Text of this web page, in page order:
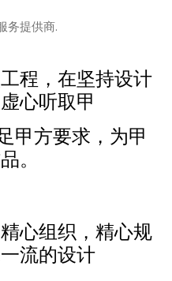
务提供商.
程，在坚持设计
心听取甲
方要求，为甲
。
心组织，精心规
流的设计